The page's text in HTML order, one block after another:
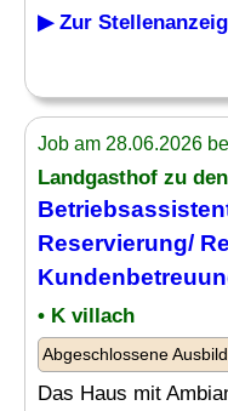
▶ Zur
Job am 28.06.2026
Landgasthof zu
Reservierung/
• K villach
Abgeschlossene
Das Haus mit